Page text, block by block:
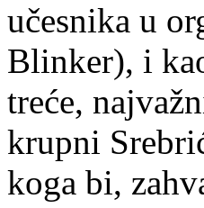
učesnika u
Blinker), i
treće,
krupni
koga bi,